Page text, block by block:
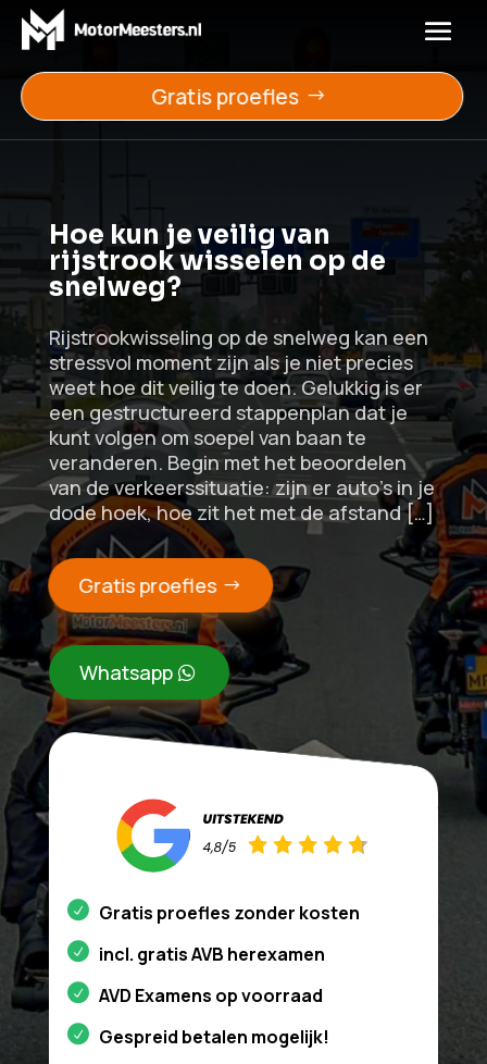
Gratis proefles
Hoe kun je veilig van
rijstrook wisselen op de
snelweg?
Rijstrookwisseling op de snelweg kan een
stressvol moment zijn als je niet precies
weet hoe dit veilig te doen. Gelukkig is er
een gestructureerd stappenplan dat je
kunt volgen om soepel van baan te
veranderen. Begin met het beoordelen
van de verkeerssituatie: zijn er auto’s in je
dode hoek, hoe zit het met de afstand […]
Gratis proefles
Whatsapp
Gratis proefles zonder kosten
incl. gratis AVB herexamen
AVD Examens op voorraad
Gespreid betalen mogelijk!